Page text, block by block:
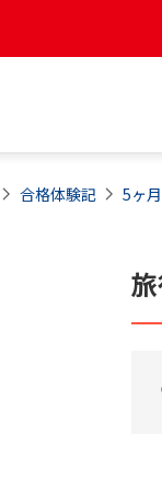
合格体験記 5ヶ